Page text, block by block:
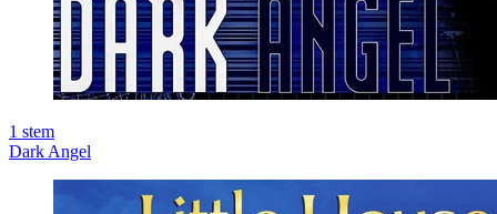
1 stem
Dark Angel